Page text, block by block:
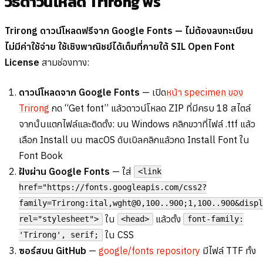
Trirong ดาวน์โหลดฟรีจาก Google Fonts — ไม่ต้องลงทะเบียน
ไม่มีค่าใช้จ่าย ใช้เชิงพาณิชย์ได้เต็มที่ภายใต้ SIL Open Font
License สามช่องทาง:
ดาวน์โหลดจาก Google Fonts — เปิดหน้า specimen ของ
Trirong กด “Get font” แล้วดาวน์โหลด ZIP ที่มีครบ 18 สไตล์
จากนั้นแตกไฟล์และติดตั้ง: บน Windows คลิกขวาที่ไฟล์ .ttf แล้ว
เลือก Install บน macOS ดับเบิลคลิกแล้วกด Install Font ใน
Font Book
ฝังผ่าน Google Fonts — ใส่
<link
href="https://fonts.googleapis.com/css2?
rel="stylesheet">
ใน <head> แล้วตั้ง
font-family:
'Trirong', serif;
ใน CSS
ซอร์สบน GitHub — google/fonts repository มีไฟล์ TTF ทั้ง